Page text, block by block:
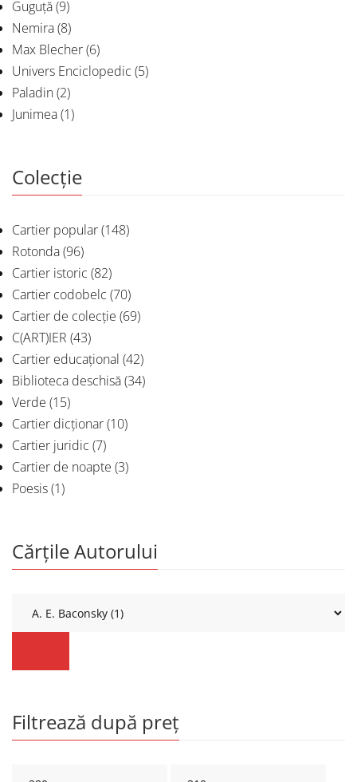
Guguță(9)
Nemira(8)
Max Blecher(6)
Univers Enciclopedic (5)
Paladin(2)
Junimea(1)
Colecție
Cartier popular(148)
Rotonda(96)
Cartier istoric (82)
Cartier codobelc (70)
Cartier de colecție (69)
C(ART)IER (43)
Cartier educațional (42)
Biblioteca deschisă(34)
Verde (15)
Cartier dicționar(10)
Cartier juridic (7)
Cartier de noapte (3)
Poesis(1)
Cărțile Autorului
Filtrează după preț